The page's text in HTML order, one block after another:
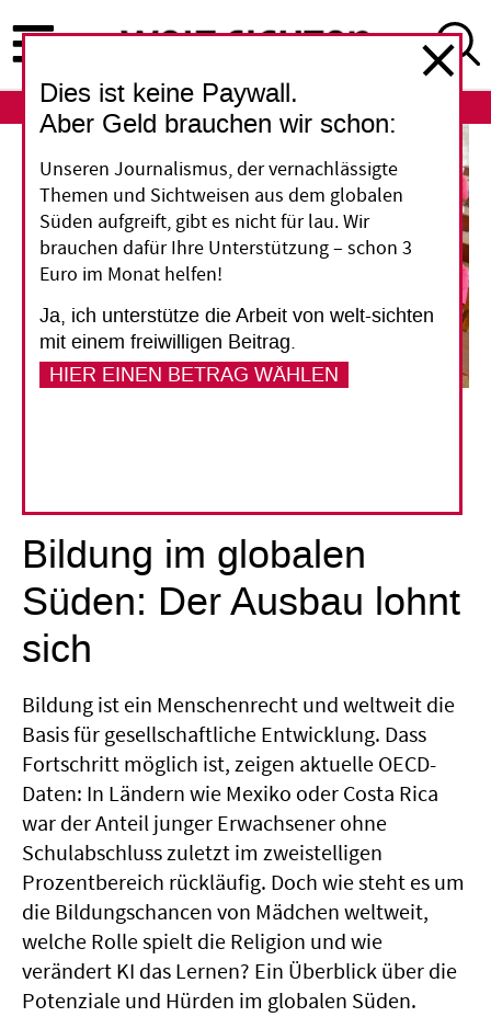
zum
Inhalt
ABO
Bildung im globalen
Süden: Der Ausbau lohnt
sich
Bildung ist ein Menschenrecht und weltweit die
Basis für gesellschaftliche Entwicklung. Dass
Fortschritt möglich ist, zeigen aktuelle OECD-
Daten: In Ländern wie Mexiko oder Costa Rica
war der Anteil junger Erwachsener ohne
Schulabschluss zuletzt im zweistelligen
Prozentbereich rückläufig. Doch wie steht es um
die Bildungschancen von Mädchen weltweit,
welche Rolle spielt die Religion und wie
verändert KI das Lernen? Ein Überblick über die
Potenziale und Hürden im globalen Süden.
Dies ist keine Paywall.
Aber Geld brauchen wir schon:
Unseren Journalismus, der vernachlässigte
Themen und Sichtweisen aus dem globalen
Süden aufgreift, gibt es nicht für lau. Wir
brauchen dafür Ihre Unterstützung – schon 3
Euro im Monat helfen!
Ja, ich unterstütze die Arbeit von welt-sichten
mit einem freiwilligen Beitrag.
HIER EINEN BETRAG WÄHLEN